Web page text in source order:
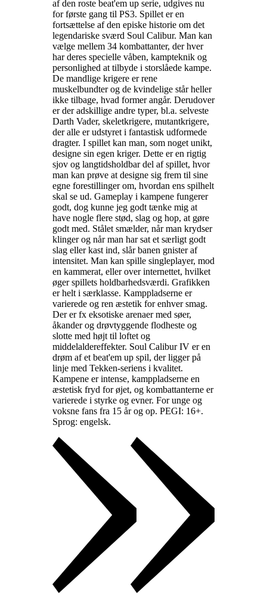
af den roste beat'em up serie, udgives nu
for første gang til PS3. Spillet er en
fortsættelse af den episke historie om det
legendariske sværd Soul Calibur. Man kan
vælge mellem 34 kombattanter, der hver
har deres specielle våben, kampteknik og
personlighed at tilbyde i storslåede kampe.
De mandlige krigere er rene
muskelbundter og de kvindelige står heller
ikke tilbage, hvad former angår. Derudover
er der adskillige andre typer, bl.a. selveste
Darth Vader, skeletkrigere, mutantkrigere,
der alle er udstyret i fantastisk udformede
dragter. I spillet kan man, som noget unikt,
designe sin egen kriger. Dette er en rigtig
sjov og langtidsholdbar del af spillet, hvor
man kan prøve at designe sig frem til sine
egne forestillinger om, hvordan ens spilhelt
skal se ud. Gameplay i kampene fungerer
godt, dog kunne jeg godt tænke mig at
have nogle flere stød, slag og hop, at gøre
godt med. Stålet smælder, når man krydser
klinger og når man har sat et særligt godt
slag eller kast ind, slår banen gnister af
intensitet. Man kan spille singleplayer, mod
en kammerat, eller over internettet, hvilket
øger spillets holdbarhedsværdi. Grafikken
er helt i særklasse. Kamppladserne er
varierede og ren æstetik for enhver smag.
Der er fx eksotiske arenaer med søer,
åkander og drøvtyggende flodheste og
slotte med højt til loftet og
middelaldereffekter. Soul Calibur IV er en
drøm af et beat'em up spil, der ligger på
linje med Tekken-seriens i kvalitet.
Kampene er intense, kamppladserne en
æstetisk fryd for øjet, og kombattanterne er
varierede i styrke og evner. For unge og
voksne fans fra 15 år og op. PEGI: 16+.
Sprog: engelsk.